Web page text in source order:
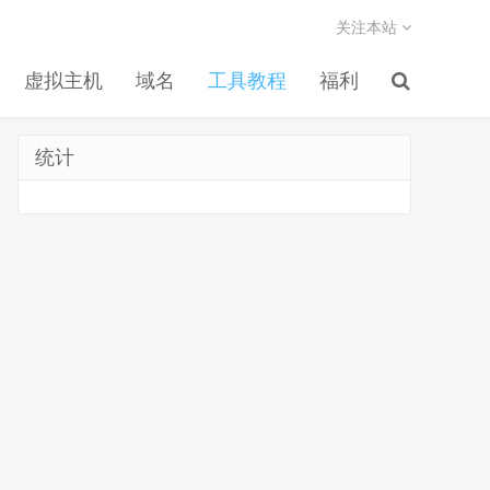
虚拟主机 域名 工具教程 福利
关注本站
统计